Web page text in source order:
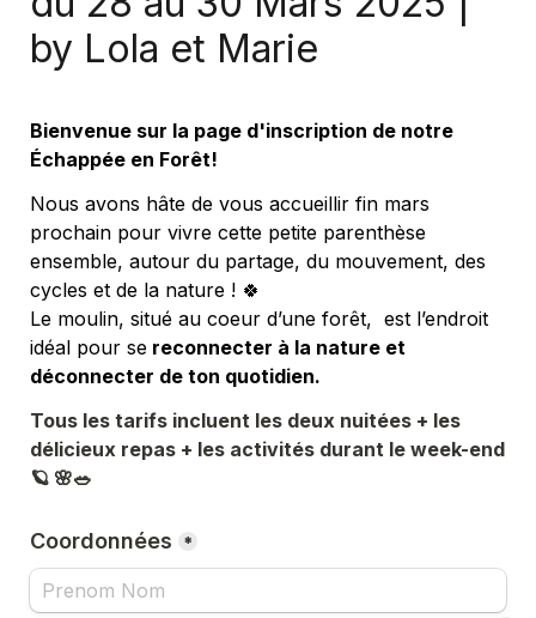
by Lola et Marie
Bienvenue sur la page d'inscription de notre
Échappée en Forêt!
Nous avons hâte de vous accueillir fin mars
prochain pour vivre cette petite parenthèse
ensemble, autour du partage, du mouvement, des
cycles et de la nature ! 🍀
Le moulin, situé au coeur d’une forêt,  est l’endroit
idéal pour se reconnecter à la nature et
déconnecter de ton quotidien.
Tous les tarifs incluent les deux nuitées + les
délicieux repas + les activités durant le week-end
🪐 🌸🥗
Coordonnées *